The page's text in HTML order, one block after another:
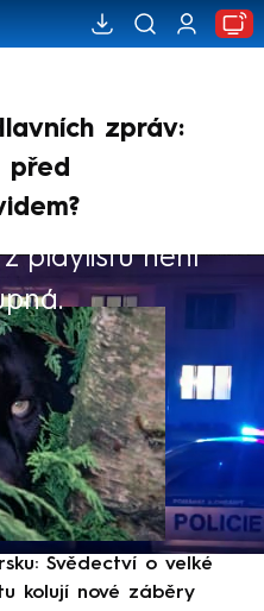
zpráv:
před
playlistu není
Svědectví o velké
kolují nové záběry